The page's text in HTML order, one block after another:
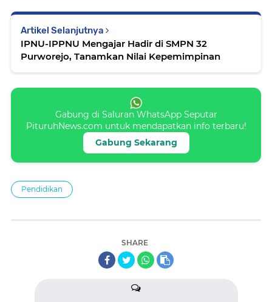
Artikel Selanjutnya
IPNU-IPPNU Mengajar Hadir di SMPN 32
Purworejo, Tanamkan Nilai Kepemimpinan
Gabung di Saluran WhatsApp Seputar
PituruhNews.com untuk mendapatkan info terbaru!
Gabung Sekarang
Pendidikan
SHARE